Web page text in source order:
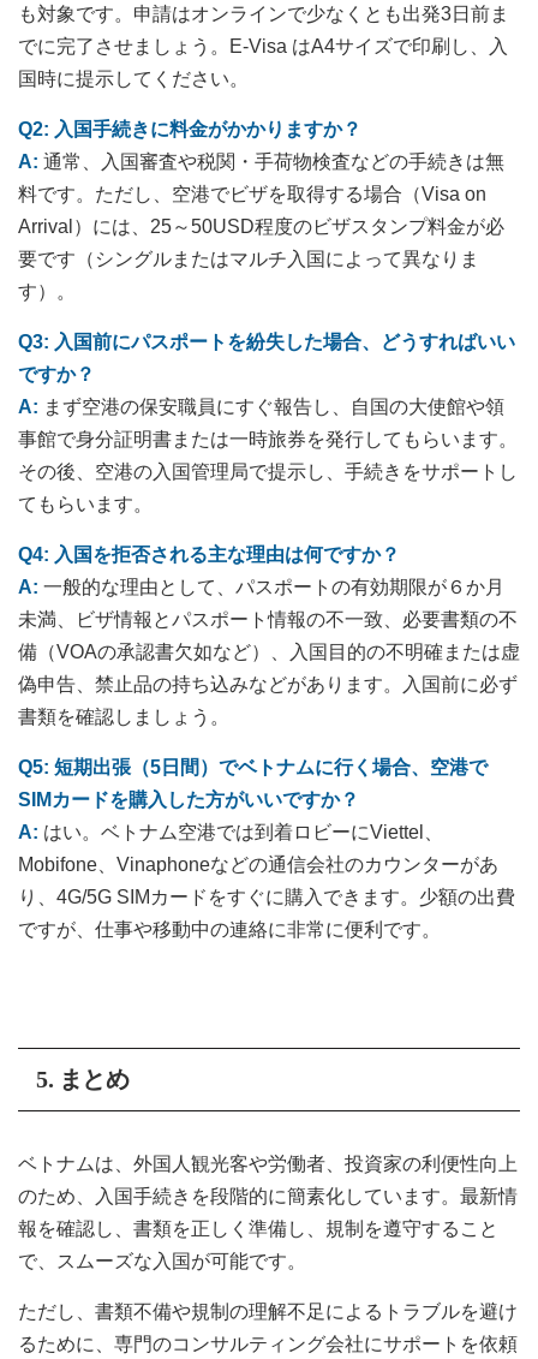
も対象です。申請はオンラインで少なくとも出発3日前ま
でに完了させましょう。E-Visa はA4サイズで印刷し、入
国時に提示してください。
Q2: 入国手続きに料金がかかりますか？
A: 通常、入国審査や税関・手荷物検査などの手続きは無
料です。ただし、空港でビザを取得する場合（Visa on
Arrival）には、25～50USD程度のビザスタンプ料金が必
要です（シングルまたはマルチ入国によって異なりま
す）。
Q3: 入国前にパスポートを紛失した場合、どうすればいい
ですか？
A: まず空港の保安職員にすぐ報告し、自国の大使館や領
事館で身分証明書または一時旅券を発行してもらいます。
その後、空港の入国管理局で提示し、手続きをサポートし
てもらいます。
Q4: 入国を拒否される主な理由は何ですか？
A: 一般的な理由として、パスポートの有効期限が６か月
未満、ビザ情報とパスポート情報の不一致、必要書類の不
備（VOAの承認書欠如など）、入国目的の不明確または虚
偽申告、禁止品の持ち込みなどがあります。入国前に必ず
書類を確認しましょう。
Q5: 短期出張（5日間）でベトナムに行く場合、空港で
SIMカードを購入した方がいいですか？
A: はい。ベトナム空港では到着ロビーにViettel、
Mobifone、Vinaphoneなどの通信会社のカウンターがあ
り、4G/5G SIMカードをすぐに購入できます。少額の出費
ですが、仕事や移動中の連絡に非常に便利です。
5. まとめ
ベトナムは、外国人観光客や労働者、投資家の利便性向上
のため、入国手続きを段階的に簡素化しています。最新情
報を確認し、書類を正しく準備し、規制を遵守すること
で、スムーズな入国が可能です。
ただし、書類不備や規制の理解不足によるトラブルを避け
るために、専門のコンサルティング会社にサポートを依頼